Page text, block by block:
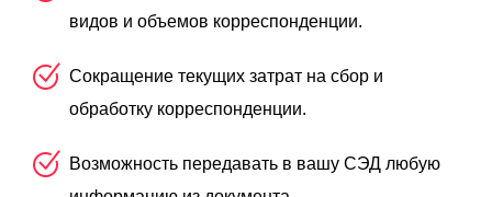
видов и объемов корреспонденции.
Сокращение текущих затрат на сбор и
обработку корреспонденции.
Возможность передавать в вашу СЭД любую